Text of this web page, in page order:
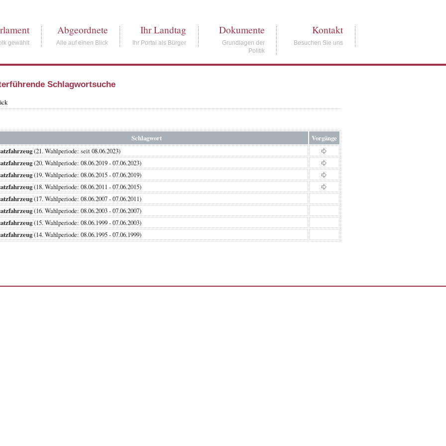
gewählt
Abgeordnete
Alle auf einen Blick
Ihr Landtag
Ihr Portal als Bürger
Dokumente
Grundlagen der
Politik
Kontakt
Besuchen Sie uns
Schlagwortsuche
Schlagwort
Vorgänge
(21. Wahlperiode: seit 08.06.2023)
(20. Wahlperiode: 08.06.2019 - 07.06.2023)
(19. Wahlperiode: 08.06.2015 - 07.06.2019)
(18. Wahlperiode: 08.06.2011 - 07.06.2015)
(17. Wahlperiode: 08.06.2007 - 07.06.2011)
(16. Wahlperiode: 08.06.2003 - 07.06.2007)
(15. Wahlperiode: 08.06.1999 - 07.06.2003)
(14. Wahlperiode: 08.06.1995 - 07.06.1999)